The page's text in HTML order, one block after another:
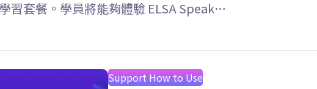
習套餐。學員將能夠體驗 ELSA Speak…
Support How to Use